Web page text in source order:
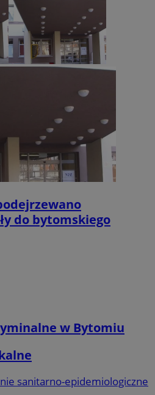
do bytomskiego
w Bytomiu
sanitarno-epidemiologiczne